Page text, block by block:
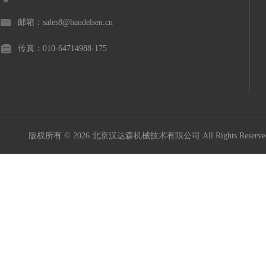
邮箱：sales8@handelsen.cn
传真：010-64714988-175
版权所有 © 2026 北京汉达森机械技术有限公司 All Rights